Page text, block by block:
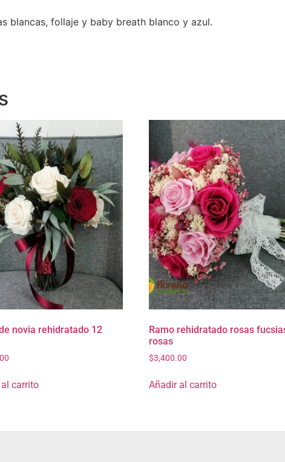
blancas, follaje y baby breath blanco y azul.
novia rehidratado 12
carrito
Ramo rehidratado rosas
rosas
$3,400.00
Añadir al carrito